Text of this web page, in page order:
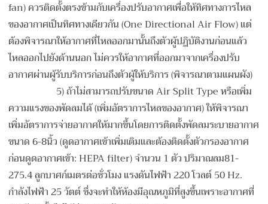
fan) ควรติดตั้งตรงข้ามกับเครื่องปรับอากาศเพื่อให้ทิศทางการไหล
ของอากาศเป็นทิศทางเดียวกัน (One Directional Air Flow) แต่
ต้องพิจารณาให้อากาศที่ไหลออกมานั้นถึงตัวผู้ปฏิบัติงานก่อนแล้ว
ไหลออกไปยังด้านนอก ไม่ควรให้อากาศที่ออกมาจากเครื่องปรับ
อากาศผ่านผู้รับบริการก่อนถึงตัวผู้ให้บริการ (พิจารณาตามแผนผัง)
5) ถ้าไม่สามารถปรับขนาด Air Split Type หรือเพิ่ม
ความแรงของพัดลมได้ (เพิ่มอัตราการไหลของอากาศ) ให้พิจารณา
เพิ่มอัตราการจ่ายอากาศให้มากขึ้นโดยการติดตั้งพัดลมระบายอากาศ
ขนาด 6-8นิ้ว (ดูดอากาศเข้าเพิ่มเติมและต้องติดตั้งตัวกรองอากาศ
ก่อนดูดอากาศเข้า: HEPA filter) จำนวน 1 ตัว ปริมาณลม81-
275.4 ลูกบาศก์เมตรต่อชั่วโมง แรงดันไฟฟ้า 220 โวลต์ 50 Hz.
กำลังไฟฟ้า 25 วัตต์ ซึ่งจะทำให้ห้องมีอุณหภูมิที่สูงขึ้นเพราะอากาศที่